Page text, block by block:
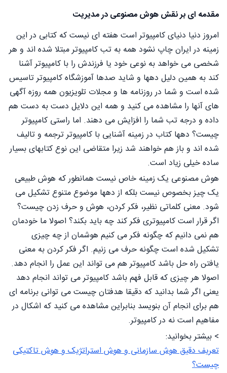
مقدمه ای بر نقش هوش مصنوعی در مدیریت
امروز دنیا دنیای کامپیوتر است هفته ای نیست که کتابی در این
زمینه در ایران چاپ نشود همه به تب کامپیوتر مبتلا شده اند و هر
شخصی می خواهد به نوعی خود یا فرزندش را با کامپیوتر آشنا
کند به همین دلیل دهها و شاید صدها آموزشگاه کامپیوتر تاسیس
شده است و شما در روزنامه ها و مجلات تلویزیون همه روزه آگهی
های آنها را مشاهده می کنید و همه این دلایل دست به دست هم
داده و درجه تب شما را افزایش می دهند. اما راستی کامپیوتر
چیست؟ دهها کتاب در زمینه آشنایی با کامپیوتر ترجمه و تالیف
شده اند و باز هم خواهند شد زیرا متقاضی این نوع کتابهای بسیار
ساده خیلی زیاد است.
هوش مصنوعی یک زمینه خاص نیست همانطور که هوش طبیعی
یک چیز بخصوص نیست بلکه از دهها موضوع متنوع تشکیل می
شود. معنی کلماتی نظیر، فکر کردن، هوش و حرف زدن چیست؟
اگر قرار است کامپیوتری فکر کند چه باید بکند؟ اصولا ما خودمان
هم نمی دانیم که چگونه فکر می کنیم هوشمان از چه چیزی
تشکیل شده است چگونه حرف می زنیم. اگر فکر کردن به معنی
یافتن راه حل باشد کامپیوتر هم می تواند این عمل را انجام دهد.
اصولا هر چیزی که قابل فهم باشد کامپیوتر می تواند انجام دهد
یعنی اگر شما بدانید که دقیقا هدفتان چیست می توانی برنامه ای
هم برای انجام آن بنویسد بنابراین مشاهده می کنید که اشکال در
مفاهیم است نه در کامپیوتر.
> بیشتر بخوانید:
تعریف دقیق هوش سازمانی و هوش استراتژیک و هوش تاکتیکی
چیست؟